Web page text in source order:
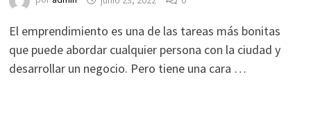
El emprendimiento es una de las tareas más bonitas
que puede abordar cualquier persona con la ciudad y
desarrollar un negocio. Pero tiene una cara …